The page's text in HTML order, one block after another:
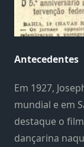
Antecedentes
Em 1927,
mundial e em
destaque o
dançarina